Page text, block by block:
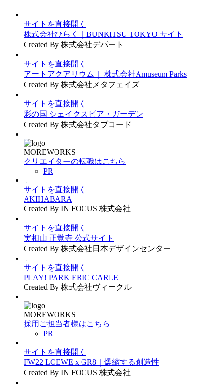
サイトを直接開く
株式会社ひらく｜BUNKITSU TOKYO サイト
Created By 株式会社デパート
サイトを直接開く
アートアクアリウム｜ 株式会社Amuseum Parks
Created By 株式会社メタフェイズ
サイトを直接開く
彩の国 シェイクスピア・ガーデン
Created By 株式会社タブコード
MOREWORKS
クリエイターの転職はこちら
PR
サイトを直接開く
AKIHABARA
Created By IN FOCUS 株式会社
サイトを直接開く
実相山 正覚寺 公式サイト
Created By 株式会社日本デザインセンター
サイトを直接開く
PLAY! PARK ERIC CARLE
Created By 株式会社ヴィークル
MOREWORKS
採用ご担当者様はこちら
PR
サイトを直接開く
FW22 LOEWE x GR8｜爆縮する創造性
Created By IN FOCUS 株式会社